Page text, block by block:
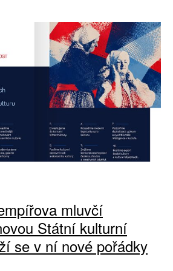
mluvčí
Státní kulturní
se v ní nové pořádky